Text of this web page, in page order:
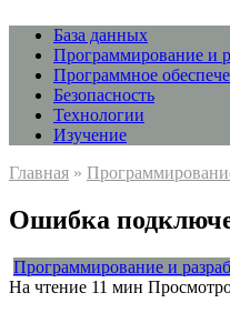
База данных
Программирование и
Программное
Безопасность
Технологии
Изучение
Главная »
Ошибка
Программирование и
На чтение 11 мин